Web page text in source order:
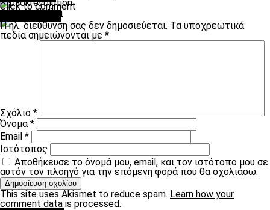
paokrevolution
Click to comment
Η ηλ. διεύθυνση σας δεν δημοσιεύεται. Τα υποχρεωτικά
πεδία σημειώνονται με *
Σχόλιο *
Όνομα*
Email *
Ιστότοπος
Αποθήκευσε το όνομά μου, email, και τον ιστότοπο μου σε
αυτόν τον πλοηγό για την επόμενη φορά που θα σχολιάσω.
This site uses Akismet to reduce spam. Learn how your
comment data is processed.